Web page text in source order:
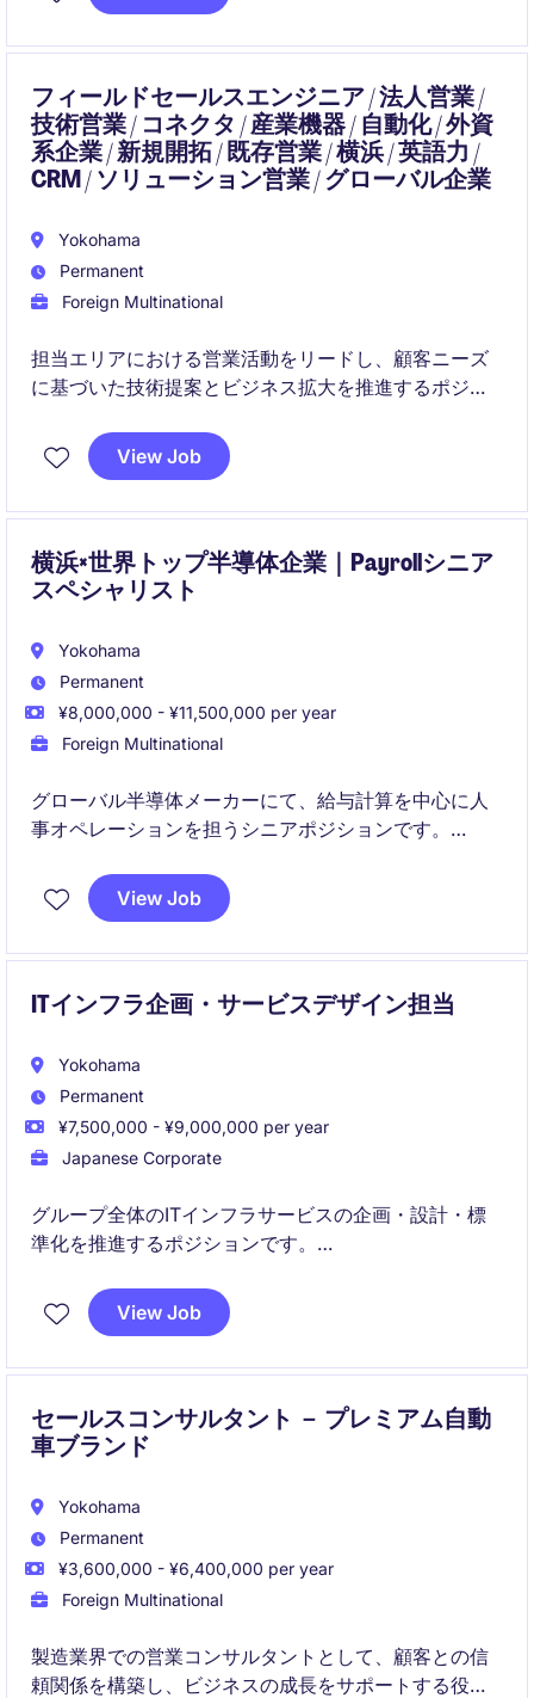
ていただくポジションです。
フィールドセールスエンジニア / 法人営業 /
技術営業 / コネクタ / 産業機器 / 自動化 / 外資
系企業 / 新規開拓 / 既存営業 / 横浜 / 英語力 /
CRM / ソリューション営業 / グローバル企業
Yokohama
Permanent
Foreign Multinational
担当エリアにおける営業活動をリードし、顧客ニーズ
に基づいた技術提案とビジネス拡大を推進するポジシ
View Job
横浜×世界トップ半導体企業｜Payrollシニア
スペシャリスト
Yokohama
Permanent
¥8,000,000 - ¥11,500,000 per year
Foreign Multinational
グローバル半導体メーカーにて、給与計算を中心に人
事オペレーションを担うシニアポジションです。
アを広げられる環境です。
View Job
ITインフラ企画・サービスデザイン担当
Yokohama
Permanent
¥7,500,000 - ¥9,000,000 per year
Japanese Corporate
グループ全体のITインフラサービスの企画・設計・標
準化を推進するポジションです。
クラウドとオンプレミスを組み合わせたハイブリッド
環境の戦略設計とグローバル展開をリードします。
View Job
セールスコンサルタント － プレミアム自動
車ブランド
Yokohama
Permanent
¥3,600,000 - ¥6,400,000 per year
Foreign Multinational
製造業界での営業コンサルタントとして、顧客との信
頼関係を構築し、ビジネスの成長をサポートする役割